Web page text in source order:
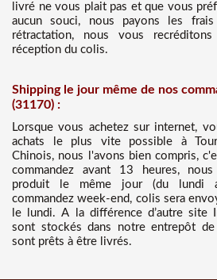
livré ne vous plait pas et que vous
aucun souci, nous payons les
rétractation, nous vous
réception du colis.
Shipping le jour même de nos
(31170) :
Lorsque vous achetez sur internet,
achats le plus vite possible à
Chinois, nous l'avons bien compris,
commandez avant 13 heures,
produit le même jour (du lundi
commandez week-end, colis sera
le lundi. A la différence d’autre site
sont stockés dans notre entrepôt
sont prêts à être livrés.